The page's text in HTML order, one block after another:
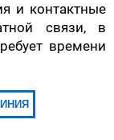
и контактные
связи, в
времени